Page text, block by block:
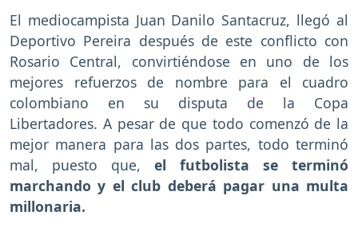
El mediocampista Juan Danilo Santacruz, llegó al
Deportivo Pereira después de este conflicto con
Rosario Central, convirtiéndose en uno de los
mejores refuerzos de nombre para el cuadro
colombiano en su disputa de la Copa
Libertadores. A pesar de que todo comenzó de la
mejor manera para las dos partes, todo terminó
mal, puesto que, el futbolista se terminó
marchando y el club deberá pagar una multa
millonaria.